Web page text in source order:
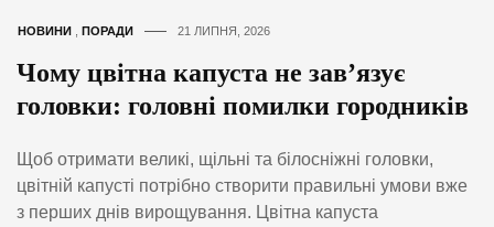
НОВИНИ ПОРАДИ 21 ЛИПНЯ, 2026
Чому цвітна капуста не зав’язує
головки: головні помилки городників
Щоб отримати великі, щільні та білосніжні головки,
цвітній капусті потрібно створити правильні умови вже
з перших днів вирощування. Цвітна капуста